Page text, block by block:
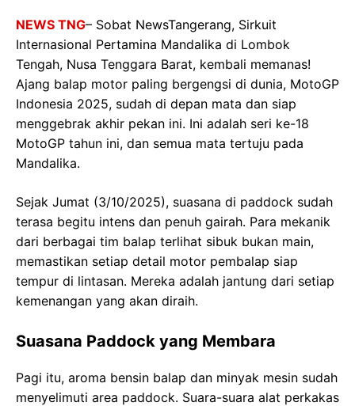
NEWS TNG– Sobat NewsTangerang, Sirkuit
Internasional Pertamina Mandalika di Lombok
Tengah, Nusa Tenggara Barat, kembali memanas!
Ajang balap motor paling bergengsi di dunia, MotoGP
Indonesia 2025, sudah di depan mata dan siap
menggebrak akhir pekan ini. Ini adalah seri ke-18
MotoGP tahun ini, dan semua mata tertuju pada
Mandalika.
Sejak Jumat (3/10/2025), suasana di paddock sudah
terasa begitu intens dan penuh gairah. Para mekanik
dari berbagai tim balap terlihat sibuk bukan main,
memastikan setiap detail motor pembalap siap
tempur di lintasan. Mereka adalah jantung dari setiap
kemenangan yang akan diraih.
Suasana Paddock yang Membara
Pagi itu, aroma bensin balap dan minyak mesin sudah
menyelimuti area paddock. Suara-suara alat perkakas